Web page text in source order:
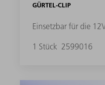
GÜRTEL-CLIP
Einsetzbar für die
1 Stück 2599016